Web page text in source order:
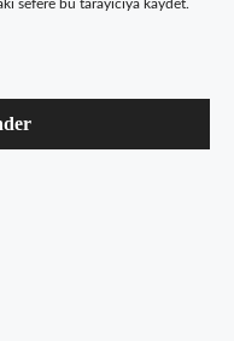
sefere bu tarayıcıya kaydet.